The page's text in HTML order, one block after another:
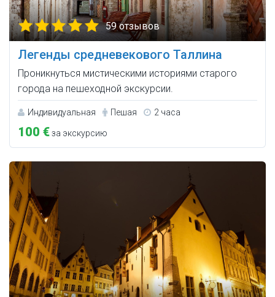
59 отзывов
Легенды средневекового Таллина
Проникнуться мистическими историями старого
города на пешеходной экскурсии.
Индивидуальная Пешая 2 часа
100 €за экскурсию